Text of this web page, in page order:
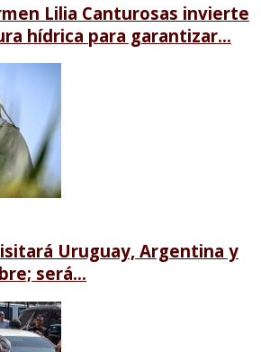
Lilia Canturosas invierte
hídrica para garantizar...
Uruguay, Argentina y
será...